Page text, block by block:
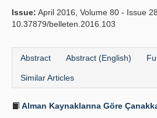
Issue: April 2016, Volume 80 - Issue
10.37879/belleten.2016.103
Abstract Abstract (English)
Similar Articles
Alman Kaynaklarına Göre